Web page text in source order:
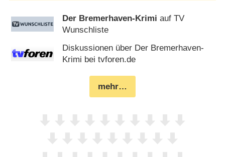
Der Bremerhaven-Krimi auf TV
Wunschliste
Diskussionen über Der Bremerhaven-
Krimi bei tvforen.de
mehr…